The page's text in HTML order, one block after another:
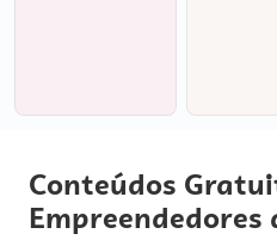
Conteúdos
Empreendedores